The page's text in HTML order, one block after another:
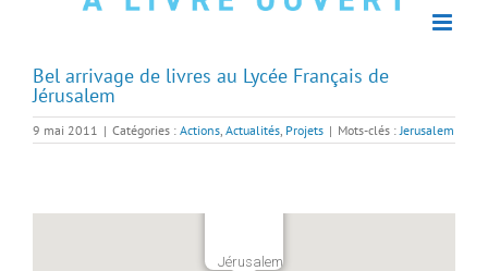
Bel arrivage de livres au Lycée Français de
Jérusalem
9 mai 2011 | Catégories : Actions Actualités Projets | Mots-clés : Jerusalem
Jérusalem